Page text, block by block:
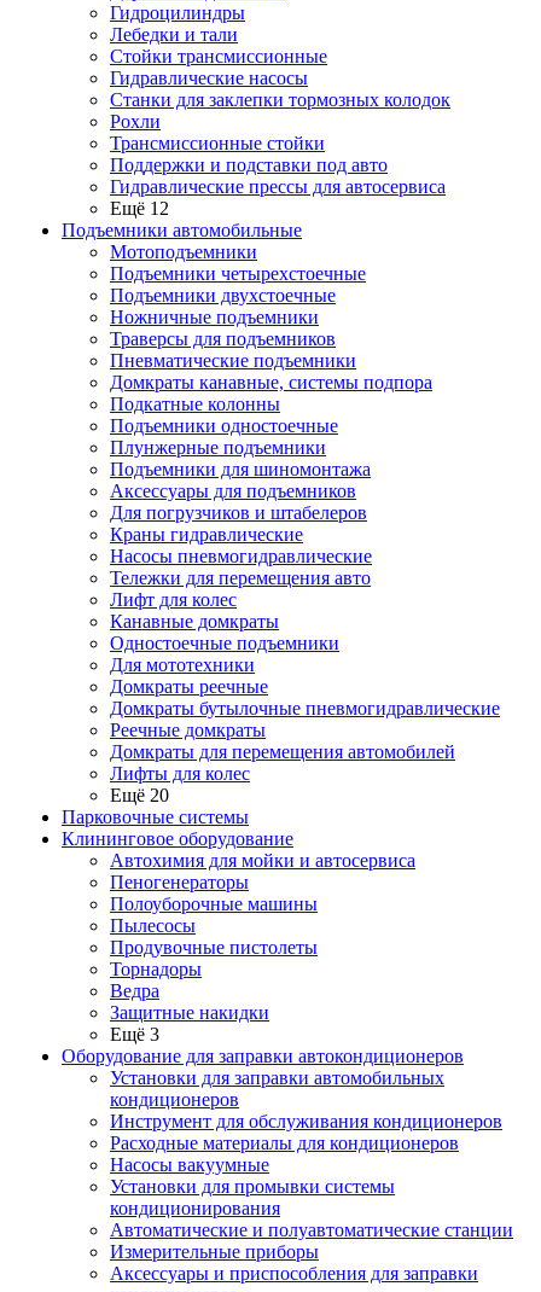
Гидроцилиндры
Лебедки и тали
Стойки трансмиссионные
Гидравлические насосы
Cтанки для заклепки тормозных колодок
Рохли
Трансмиссионные стойки
Поддержки и подставки под авто
Гидравлические прессы для автосервиса
Ещё 12
Подъемники автомобильные
Мотоподъемники
Подъемники четырехстоечные
Подъемники двухстоечные
Ножничные подъемники
Траверсы для подъемников
Пневматические подъемники
Домкраты канавные, системы подпора
Подкатные колонны
Подъемники одностоечные
Плунжерные подъемники
Подъемники для шиномонтажа
Аксессуары для подъемников
Для погрузчиков и штабелеров
Краны гидравлические
Насосы пневмогидравлические
Тележки для перемещения авто
Лифт для колес
Канавные домкраты
Одностоечные подъемники
Для мототехники
Домкраты реечные
Домкраты бутылочные пневмогидравлические
Реечные домкраты
Домкраты для перемещения автомобилей
Лифты для колес
Ещё 20
Парковочные системы
Клининговое оборудование
Автохимия для мойки и автосервиса
Пеногенераторы
Полоуборочные машины
Пылесосы
Продувочные пистолеты
Торнадоры
Ведра
Защитные накидки
Ещё 3
Оборудование для заправки автокондиционеров
Установки для заправки автомобильных
кондиционеров
Инструмент для обслуживания кондиционеров
Расходные материалы для кондиционеров
Насосы вакуумные
Установки для промывки системы
кондиционирования
Автоматические и полуавтоматические станции
Измерительные приборы
Аксессуары и приспособления для заправки